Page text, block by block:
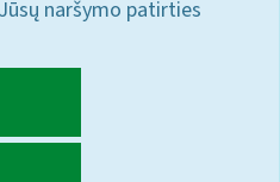
naršymo patirties